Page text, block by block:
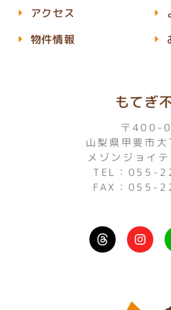
もてぎ
〒400-
山梨県甲斐市
メゾンジョイ
TEL：055-
FAX：055-
I
n
s
r
アクセス
物件情報